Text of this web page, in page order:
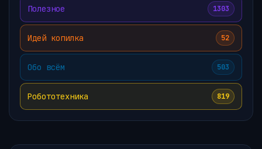
Полезное 1303
Идей копилка 52
Обо всём 503
Робототехника 819